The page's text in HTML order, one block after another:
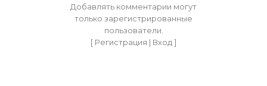
Добавлять комментарии могут
только зарегистрированные
пользователи.
[ Регистрация | Вход]